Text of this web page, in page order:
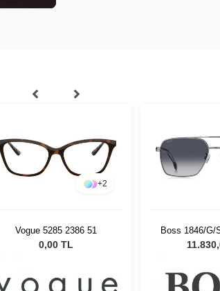
+2
Vogue 5285 2386 51
0,00 TL
Boss 1846/G/
Unisex